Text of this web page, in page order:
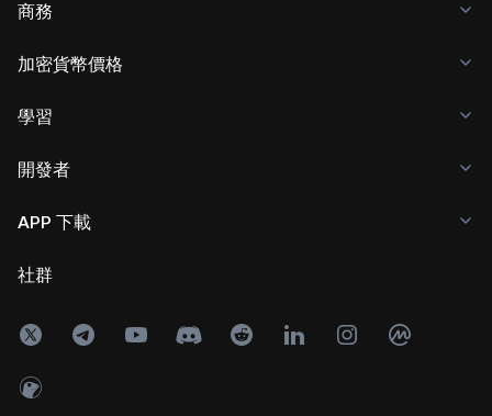
商務
加密貨幣價格
學習
開發者
APP 下載
社群